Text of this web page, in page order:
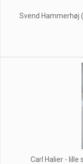
Svend Hammerhøj
Carl Halier -